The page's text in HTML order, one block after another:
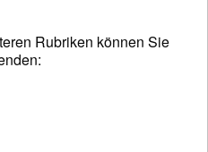
Rubriken können Sie